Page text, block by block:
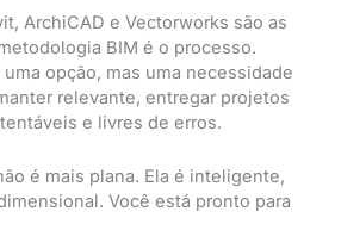
ArchiCAD e Vectorworks são as
BIM é o processo.
opção, mas uma necessidade
relevante, entregar projetos
e livres de erros.
é mais plana. Ela é inteligente,
Você está pronto para